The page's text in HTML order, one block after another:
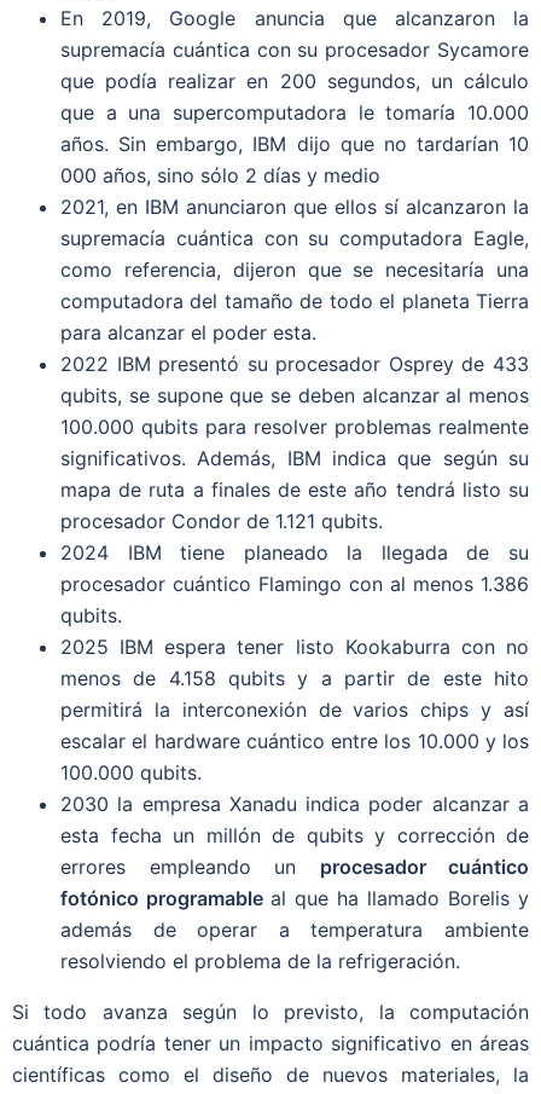
En 2019, Google anuncia que alcanzaron la
supremacía cuántica con su procesador Sycamore
que podía realizar en 200 segundos, un cálculo
que a una supercomputadora le tomaría 10.000
años. Sin embargo, IBM dijo que no tardarían 10
000 años, sino sólo 2 días y medio
2021, en IBM anunciaron que ellos sí alcanzaron la
supremacía cuántica con su computadora Eagle,
como referencia, dijeron que se necesitaría una
computadora del tamaño de todo el planeta Tierra
para alcanzar el poder esta.
2022 IBM presentó su procesador Osprey de 433
qubits, se supone que se deben alcanzar al menos
100.000 qubits para resolver problemas realmente
significativos. Además, IBM indica que según su
mapa de ruta a finales de este año tendrá listo su
procesador Condor de 1.121 qubits.
2024 IBM tiene planeado la llegada de su
procesador cuántico Flamingo con al menos 1.386
qubits.
2025 IBM espera tener listo Kookaburra con no
menos de 4.158 qubits y a partir de este hito
permitirá la interconexión de varios chips y así
escalar el hardware cuántico entre los 10.000 y los
100.000 qubits.
2030 la empresa Xanadu indica poder alcanzar a
esta fecha un millón de qubits y corrección de
errores empleando un procesador cuántico
fotónico programable al que ha llamado Borelis y
además de operar a temperatura ambiente
resolviendo el problema de la refrigeración.
Si todo avanza según lo previsto, la computación
cuántica podría tener un impacto significativo en áreas
científicas como el diseño de nuevos materiales, la